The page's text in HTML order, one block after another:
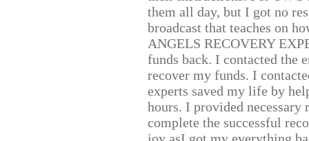
them all day, but I got no
broadcast that teaches on
ANGELS RECOVERY
funds back. I contacted the
recover my funds. I
experts saved my life by
hours. I provided
complete the successful